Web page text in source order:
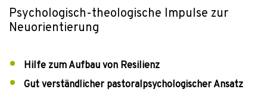
Psychologisch-theologische Impulse zur
Neuorientierung
Hilfe zum Aufbau von Resilienz
Gut verständlicher pastoralpsychologischer Ansatz